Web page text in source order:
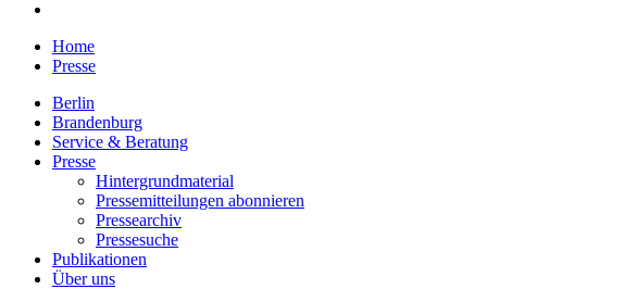
Home
Presse
Berlin
Brandenburg
Service & Beratung
Presse
Hintergrundmaterial
Pressemitteilungen abonnieren
Pressearchiv
Pressesuche
Publikationen
Über uns